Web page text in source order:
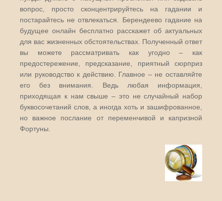
вопрос, просто сконцентрируйтесь на гадании и
постарайтесь не отвлекаться. Берендеево гадание на
будущее онлайн бесплатно расскажет об актуальных
для вас жизненных обстоятельствах. Полученный ответ
вы можете рассматривать как угодно – как
предостережение, предсказание, приятный сюрприз
или руководство к действию. Главное – не оставляйте
его без внимания. Ведь любая информация,
приходящая к нам свыше – это не случайный набор
буквосочетаний слов, а иногда хоть и зашифрованное,
но важное послание от переменчивой и капризной
Фортуны.